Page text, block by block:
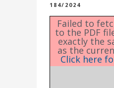
184/2024
Failed to
to the PDF
exactly the
as the
Click here